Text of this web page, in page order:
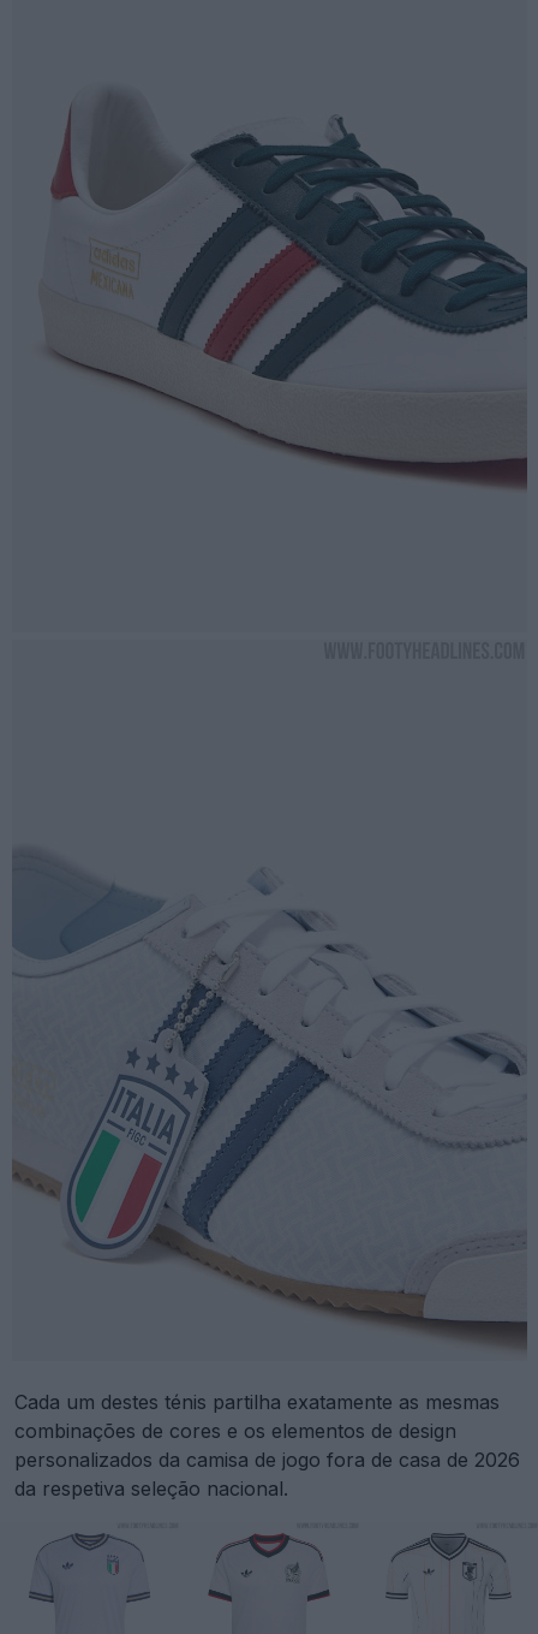
Cada um destes ténis partilha exatamente as mesmas
combinações de cores e os elementos de design
personalizados da camisa de jogo fora de casa de 2026
da respetiva seleção nacional.